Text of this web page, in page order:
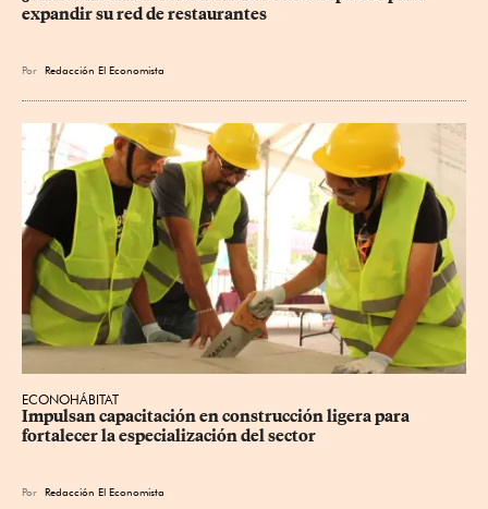
expandir su red de restaurantes
Por Redacción El Economista
ECONOHÁBITAT
Impulsan capacitación en construcción ligera para
fortalecer la especialización del sector
Por Redacción El Economista